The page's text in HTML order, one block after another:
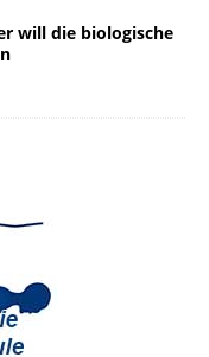
will die biologische